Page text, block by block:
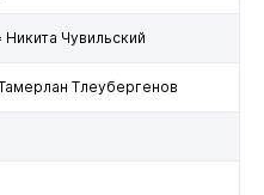
Чувильский
Тлеубергенов